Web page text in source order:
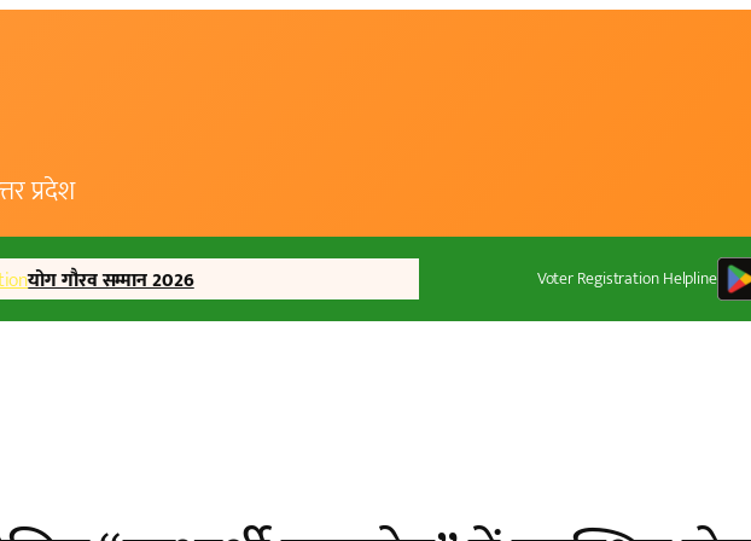
प्रदेश
योग गौरव सम्मान 2026 Voter Registration Helpline